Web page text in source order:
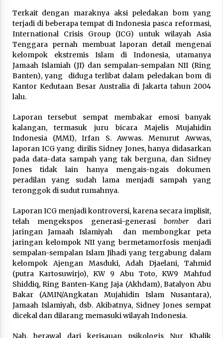
Kerajaan Arab Saudi Menyerukan Peng Matan
Hilal Dzul Hijjah pada Hari Minggu
May 17, 2026
Hari Keempat Operasional Haji 2026, 15.349
Jemaah Telah Diberangkatkan
April 25, 2026
Gelar Penyuluhan Optimalisasi Pajak Daerah di
Kota Tangerang
April 24, 2026
Jemaah Haji Indonesia Mulai Berangkat
Melalui Makkah Route, Layanan Kian Mudah
dan Terintegrasi
April 23, 2026
Dilema Perang AS-Israel VS Iran: Menang
Kekuatan Tempur, Kalah dalam Strategi
April 22, 2026
Laporan Aljazeera.net, Fasilitas Nuklir Iran
antara Pegawasan dan Pembongkaran : Apa
saja Skenario yang Mungkin Terjadi ?
February 7, 2026
Terkait dengan maraknya aksi peledakan bom yang
terjadi di beberapa tempat di Indonesia pasca reformasi,
International Crisis Group (ICG) untuk wilayah Asia
Tenggara pernah membuat laporan detail mengenai
kelompok ekstremis Islam di Indonesia, utamanya
Jamaah Islamiah (JI) dan sempalan-sempalan NII (Ring
Banten), yang diduga terlibat dalam peledakan bom di
Kantor Kedutaan Besar Australia di Jakarta tahun 2004
lalu.
Laporan tersebut sempat membakar emosi banyak
kalangan, termasuk juru bicara Majelis Mujahidin
Indonesia (MMI), Irfan S. Awwas. Menurut Awwas,
laporan ICG yang dirilis Sidney Jones, hanya didasarkan
pada data-data sampah yang tak berguna, dan Sidney
Jones tidak lain hanya mengais-ngais dokumen
peradilan yang sudah lama menjadi sampah yang
teronggok di sudut rumahnya.
Laporan ICG menjadi kontroversi, karena secara implisit,
telah mengekspos generasi-generasi bomber dari
jaringan Jamaah Islamiyah dan membongkar peta
jaringan kelompok NII yang bermetamorfosis menjadi
sempalan-sempalan Islam Jihadi yang tergabung dalam
kelompok Ajengan Masduki, Adah Djaelani, Tahmid
(putra Kartosuwirjo), KW 9 Abu Toto, KW9 Mahfud
Shiddiq, Ring Banten-Kang Jaja (Akhdam), Batalyon Abu
Bakar (AMIN/Angkatan Mujahidin Islam Nusantara),
Jamaah Islamiyah, dsb. Akibatnya, Sidney Jones sempat
dicekal dan dilarang memasuki wilayah Indonesia.
Nah, berawal dari kerisauan psikologis Nur Khalik